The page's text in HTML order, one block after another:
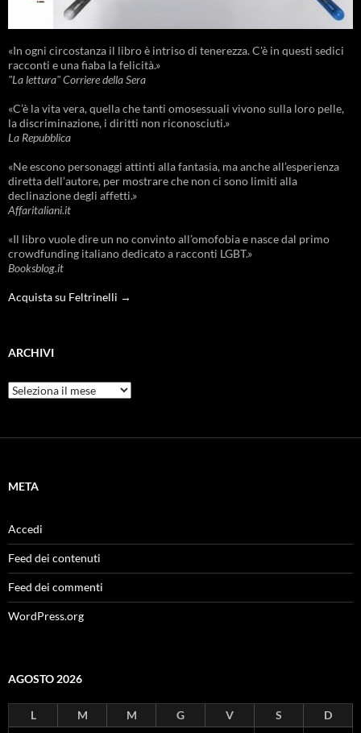
«In ogni circostanza il libro è intriso di tenerezza. C'è in questi sedici
racconti e una fiaba la felicità.»
"La lettura" Corriere della Sera
«C’è la vita vera, quella che tanti omosessuali vivono sulla loro pelle,
la discriminazione, i diritti non riconosciuti.»
La Repubblica
«Ne escono personaggi attinti alla fantasia, ma anche all’esperienza
diretta dell’autore, per mostrare che non ci sono limiti alla
declinazione degli affetti.»
Affaritaliani.it
«Il libro vuole dire un no convinto all’omofobia e nasce dal primo
crowdfunding italiano dedicato a racconti LGBT.»
Booksblog.it
Acquista su Feltrinelli →
ARCHIVI
Archivi
META
Accedi
Feed dei contenuti
Feed dei commenti
WordPress.org
AGOSTO 2026
L M M G V S
D